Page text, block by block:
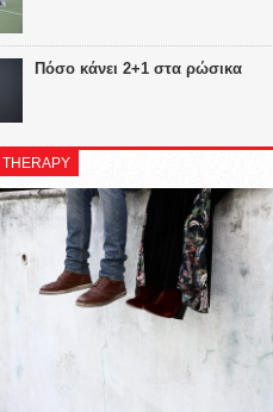
Πόσο κάνει 2+1 στα ρώσικα